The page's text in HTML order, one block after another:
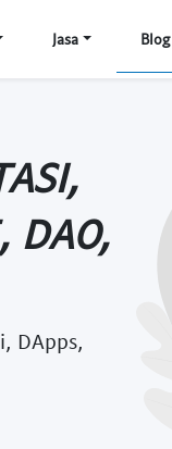
Jasa Blog
DAO,
DApps,